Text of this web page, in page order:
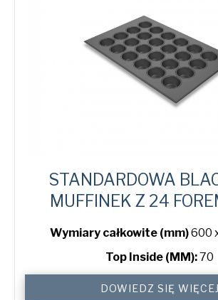
STANDARDOWA
MUFFINEK Z 24
Wymiary całkowite (mm)600
Top Inside (MM):70
DOWIEDZ SIĘ WIĘCEJ